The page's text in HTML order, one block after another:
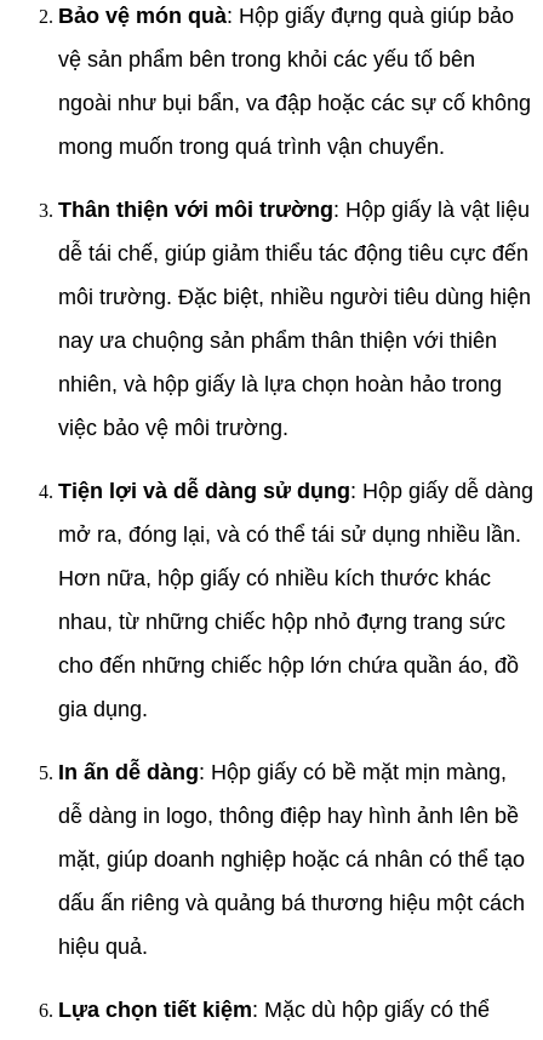
Bảo vệ món quà: Hộp giấy đựng quà giúp bảo
vệ sản phẩm bên trong khỏi các yếu tố bên
ngoài như bụi bẩn, va đập hoặc các sự cố không
mong muốn trong quá trình vận chuyển.
Thân thiện với môi trường: Hộp giấy là vật liệu
dễ tái chế, giúp giảm thiểu tác động tiêu cực đến
môi trường. Đặc biệt, nhiều người tiêu dùng hiện
nay ưa chuộng sản phẩm thân thiện với thiên
nhiên, và hộp giấy là lựa chọn hoàn hảo trong
việc bảo vệ môi trường.
Tiện lợi và dễ dàng sử dụng: Hộp giấy dễ dàng
mở ra, đóng lại, và có thể tái sử dụng nhiều lần.
Hơn nữa, hộp giấy có nhiều kích thước khác
nhau, từ những chiếc hộp nhỏ đựng trang sức
cho đến những chiếc hộp lớn chứa quần áo, đồ
gia dụng.
In ấn dễ dàng: Hộp giấy có bề mặt mịn màng,
dễ dàng in logo, thông điệp hay hình ảnh lên bề
mặt, giúp doanh nghiệp hoặc cá nhân có thể tạo
dấu ấn riêng và quảng bá thương hiệu một cách
hiệu quả.
Lựa chọn tiết kiệm: Mặc dù hộp giấy có thể